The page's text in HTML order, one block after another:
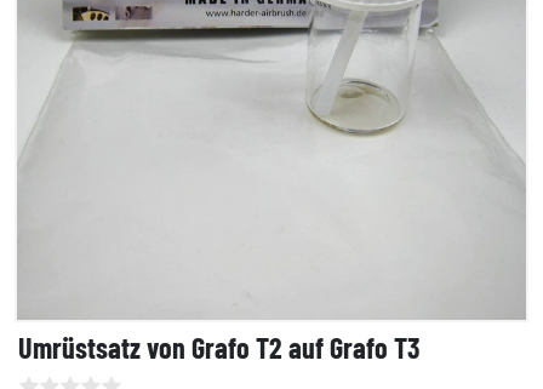
Umrüstsatz von Grafo T2 auf Grafo T3